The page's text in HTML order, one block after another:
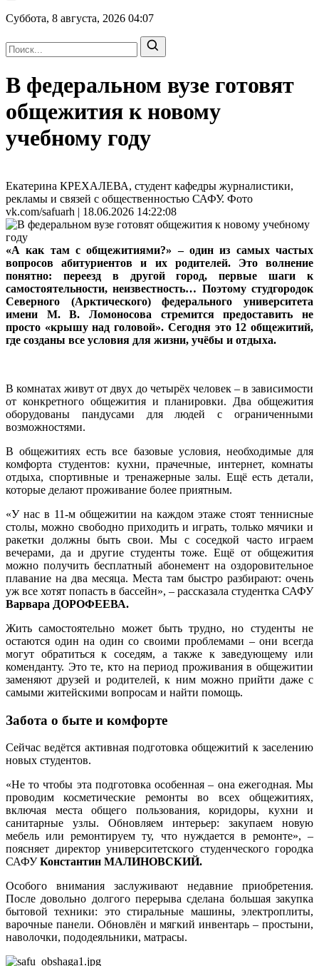
Суббота, 8 августа, 2026 04:07
В федеральном вузе готовят
общежития к новому
учебному году
Екатерина КРЕХАЛЕВА, студент кафедры журналистики,
рекламы и связей с общественностью САФУ. Фото
vk.com/safuarh | 18.06.2026 14:22:08
«А как там с общежитиями?» – один из самых частых
вопросов абитуриентов и их родителей. Это волнение
понятно: переезд в другой город, первые шаги к
самостоятельности, неизвестность… Поэтому студгородок
Северного (Арктического) федерального университета
имени М. В. Ломоносова стремится предоставить не
просто «крышу над головой». Сегодня это 12 общежитий,
где созданы все условия для жизни, учёбы и отдыха.
В комнатах живут от двух до четырёх человек – в зависимости
от конкретного общежития и планировки. Два общежития
оборудованы пандусами для людей с ограниченными
возможностями.
В общежитиях есть все базовые условия, необходимые для
комфорта студентов: кухни, прачечные, интернет, комнаты
отдыха, спортивные и тренажерные залы. Ещё есть детали,
которые делают проживание более приятным.
«У нас в 11‑м общежитии на каждом этаже стоят теннисные
столы, можно свободно приходить и играть, только мячики и
ракетки должны быть свои. Мы с соседкой часто играем
вечерами, да и другие студенты тоже. Ещё от общежития
можно получить бесплатный абонемент на оздоровительное
плавание на два месяца. Места там быстро разбирают: очень
уж все хотят попасть в бассейн», – рассказала студентка САФУ
Варвара ДОРОФЕЕВА.
Жить самостоятельно может быть трудно, но студенты не
остаются один на один со своими проблемами – они всегда
могут обратиться к соседям, а также к заведующему или
коменданту. Это те, кто на период проживания в общежитии
заменяют друзей и родителей, к ним можно прийти даже с
самыми житейскими вопросам и найти помощь.
Забота о быте и комфорте
Сейчас ведётся активная подготовка общежитий к заселению
новых студентов.
«Не то чтобы эта подготовка особенная – она ежегодная. Мы
проводим косметические ремонты во всех общежитиях,
включая места общего пользования, коридоры, кухни и
санитарные узлы. Обновляем интерьер: закупаем новую
мебель или ремонтируем ту, что нуждается в ремонте», –
поясняет директор университетского студенческого городка
САФУКонстантин МАЛИНОВСКИЙ.
Особого внимания заслуживают недавние приобретения.
После довольно долгого перерыва сделана большая закупка
бытовой техники: это стиральные машины, электроплиты,
варочные панели. Обновлён и мягкий инвентарь – простыни,
наволочки, пододеяльники, матрасы.